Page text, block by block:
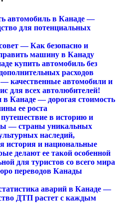
автомобиль в Канаде —
для потенциальных
— Как безопасно и
машину в Канаду
купить автомобиль без
расходов
качественные автомобили и
для всех автолюбителей!
в Канаде — дорогая стоимость
ее роста
в историю и
— страны уникальных
наследий,
история и национальные
делают ее такой особенной
для туристов со всего мира
переводов Канады
аварий в Канаде —
ДТП растет с каждым